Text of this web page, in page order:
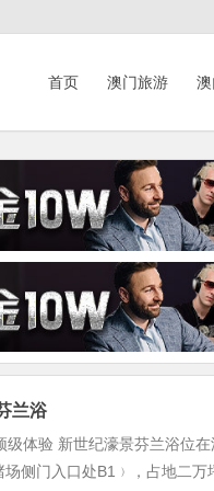
首页 澳门旅游
兰浴
体验 新世纪濠景芬兰浴位
侧门入口处B1﹚，占地二万